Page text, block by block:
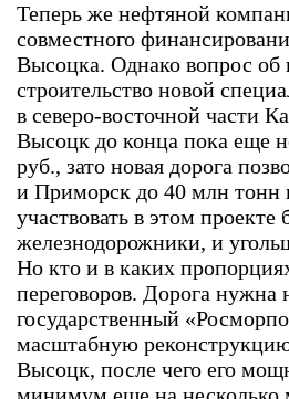
Теперь же нефтяной
совместного
Высоцка. Однако вопрос об
строительство новой
в северо-восточной части
Высоцк до конца пока еще
руб., зато новая дорога
и Приморск до 40 млн тонн
участвовать в этом
железнодорожники, и
Но кто и в каких
переговоров. Дорога
государственный
масштабную
Высоцк, после чего его